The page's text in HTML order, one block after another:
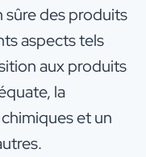
sûre des produits
aspects tels
aux produits
la
et un